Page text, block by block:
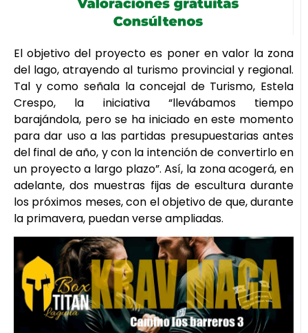
El objetivo del proyecto es poner en valor la zona
del lago, atrayendo al turismo provincial y regional.
Tal y como señala la concejal de Turismo, Estela
Crespo, la iniciativa “llevábamos tiempo
barajándola, pero se ha iniciado en este momento
para dar uso a las partidas presupuestarias antes
del final de año, y con la intención de convertirlo en
un proyecto a largo plazo”. Así, la zona acogerá, en
adelante, dos muestras fijas de escultura durante
los próximos meses, con el objetivo de que, durante
la primavera, puedan verse ampliadas.